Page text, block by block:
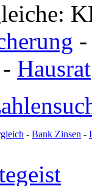
- Hausrat
- Bank Zinsen -